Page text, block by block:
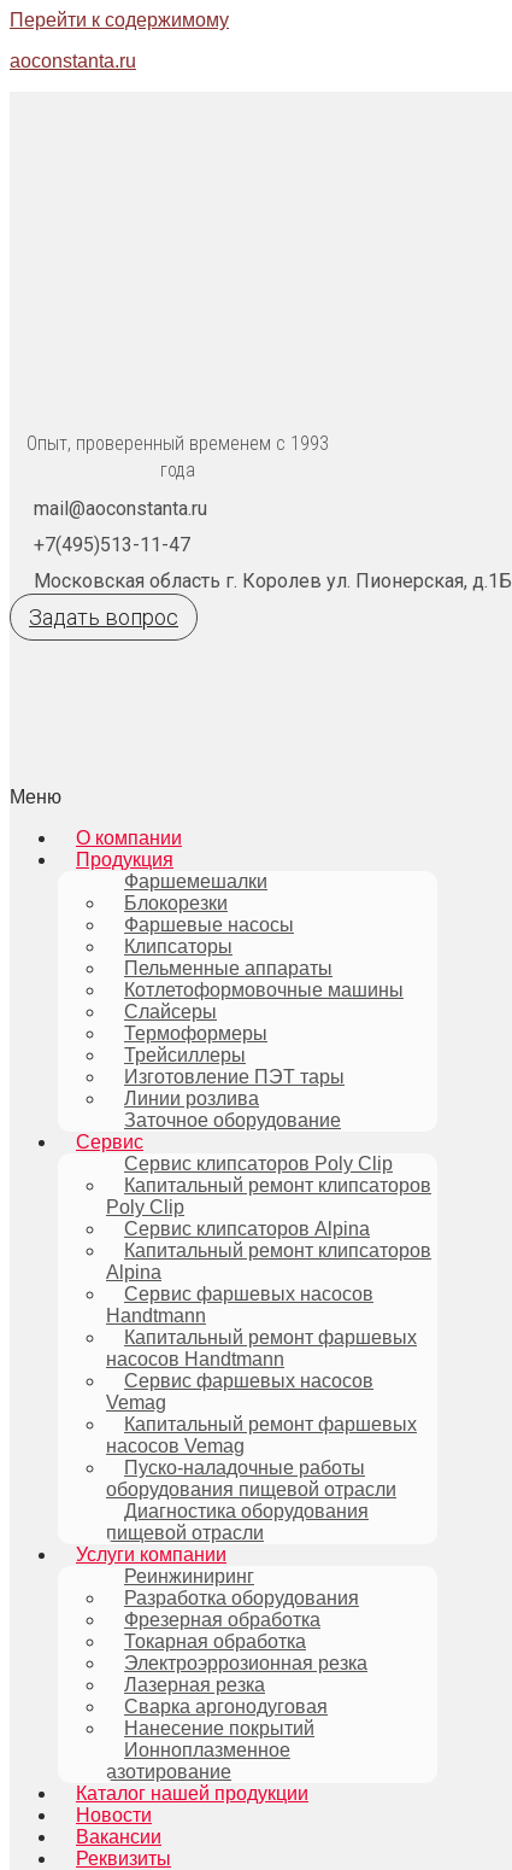
Перейти к содержимому
aoconstanta.ru
Опыт, проверенный временем с 1993
года
mail@aoconstanta.ru
+7(495)513-11-47
Московская область г. Королев ул. Пионерская, д.1Б
Задать вопрос
Меню
О компании
Продукция
Фаршемешалки
Блокорезки
Фаршевые насосы
Клипсаторы
Пельменные аппараты
Котлетоформовочные машины
Слайсеры
Термоформеры
Трейсиллеры
Изготовление ПЭТ тары
Линии розлива
Заточное оборудование
Сервис
Сервис клипсаторов Poly Clip
Капитальный ремонт клипсаторов
Poly Clip
Сервис клипсаторов Alpina
Капитальный ремонт клипсаторов
Alpina
Сервис фаршевых насосов
Handtmann
Капитальный ремонт фаршевых
насосов Handtmann
Сервис фаршевых насосов
Vemag
Капитальный ремонт фаршевых
насосов Vemag
Пуско-наладочные работы
оборудования пищевой отрасли
Диагностика оборудования
пищевой отрасли
Услуги компании
Реинжиниринг
Разработка оборудования
Фрезерная обработка
Токарная обработка
Электроэррозионная резка
Лазерная резка
Сварка аргонодуговая
Нанесение покрытий
Ионноплазменное
азотирование
Каталог нашей продукции
Новости
Вакансии
Реквизиты